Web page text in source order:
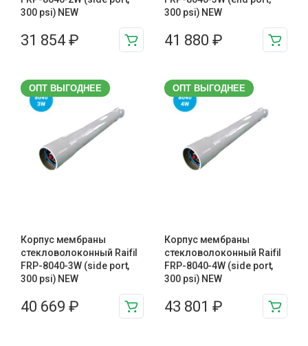
300 psi) NEW
31 854 ₽
300 psi) NEW
41 880 ₽
ОПТ ВЫГОДНЕЕ
Корпус мембраны
стекловолоконный Raifil
FRP-8040-3W (side port,
300 psi) NEW
40 669 ₽
ОПТ ВЫГОДНЕЕ
Корпус мембраны
стекловолоконный Raifil
FRP-8040-4W (side port,
300 psi) NEW
43 801 ₽